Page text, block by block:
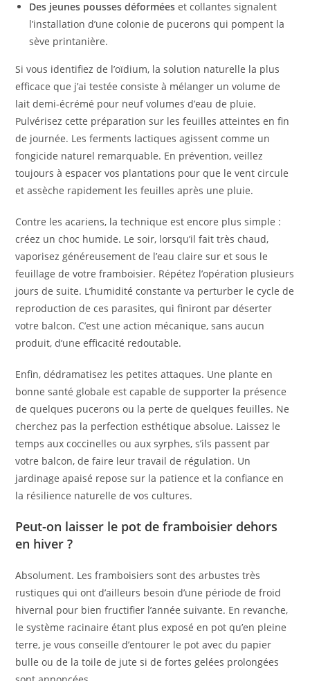
Des jeunes pousses déformées et collantes signalent
l’installation d’une colonie de pucerons qui pompent la
sève printanière.
Si vous identifiez de l’oïdium, la solution naturelle la plus
efficace que j’ai testée consiste à mélanger un volume de
lait demi-écrémé pour neuf volumes d’eau de pluie.
Pulvérisez cette préparation sur les feuilles atteintes en fin
de journée. Les ferments lactiques agissent comme un
fongicide naturel remarquable. En prévention, veillez
toujours à espacer vos plantations pour que le vent circule
et assèche rapidement les feuilles après une pluie.
Contre les acariens, la technique est encore plus simple :
créez un choc humide. Le soir, lorsqu’il fait très chaud,
vaporisez généreusement de l’eau claire sur et sous le
feuillage de votre framboisier. Répétez l’opération plusieurs
jours de suite. L’humidité constante va perturber le cycle de
reproduction de ces parasites, qui finiront par déserter
votre balcon. C’est une action mécanique, sans aucun
produit, d’une efficacité redoutable.
Enfin, dédramatisez les petites attaques. Une plante en
bonne santé globale est capable de supporter la présence
de quelques pucerons ou la perte de quelques feuilles. Ne
cherchez pas la perfection esthétique absolue. Laissez le
temps aux coccinelles ou aux syrphes, s’ils passent par
votre balcon, de faire leur travail de régulation. Un
jardinage apaisé repose sur la patience et la confiance en
la résilience naturelle de vos cultures.
Peut-on laisser le pot de framboisier dehors
en hiver ?
Absolument. Les framboisiers sont des arbustes très
rustiques qui ont d’ailleurs besoin d’une période de froid
hivernal pour bien fructifier l’année suivante. En revanche,
le système racinaire étant plus exposé en pot qu’en pleine
terre, je vous conseille d’entourer le pot avec du papier
bulle ou de la toile de jute si de fortes gelées prolongées